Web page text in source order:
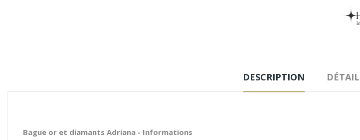
DESCRIPTION
Bague or et diamants Adriana - Informations